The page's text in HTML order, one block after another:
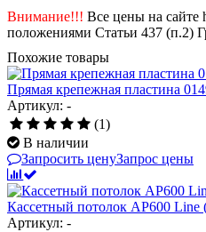
Внимание!!! Все цены на сайте
положениями Статьи 437 (п.2)
Похожие товары
Прямая крепежная пластина
Артикул: -
(1)
В наличии
Запросить ценуЗапрос цены
Кассетный потолок AP600 Line
Артикул: -